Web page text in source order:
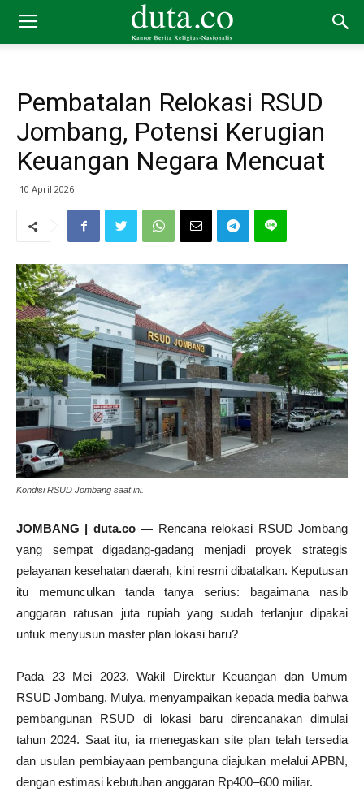
Pembatalan Relokasi RSUD
Jombang, Potensi Kerugian
Keuangan Negara Mencuat
10 April 2026
Kondisi RSUD Jombang saat ini.
JOMBANG | duta.co— Rencana relokasi RSUD Jombang
yang sempat digadang-gadang menjadi proyek strategis
pelayanan kesehatan daerah, kini resmi dibatalkan. Keputusan
itu memunculkan tanda tanya serius: bagaimana nasib
anggaran ratusan juta rupiah yang sudah terlanjur dipakai
untuk menyusun master plan lokasi baru?
Pada 23 Mei 2023, Wakil Direktur Keuangan dan Umum
RSUD Jombang, Mulya, menyampaikan kepada media bahwa
pembangunan RSUD di lokasi baru direncanakan dimulai
tahun 2024. Saat itu, ia menegaskan site plan telah tersedia
dan usulan pembiayaan pembanguna diajukan melalui APBN,
dengan estimasi kebutuhan anggaran Rp400–600 miliar.